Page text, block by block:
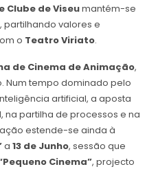
Clube de Viseumantém-se
valores e
o Teatro Viriato.
de Cinema de Animação,
Num tempo dominado pelo
artificial, a aposta
na partilha de processos e na
estende-se ainda à
a 13 de Junho, sessão que
Cinema”, projecto